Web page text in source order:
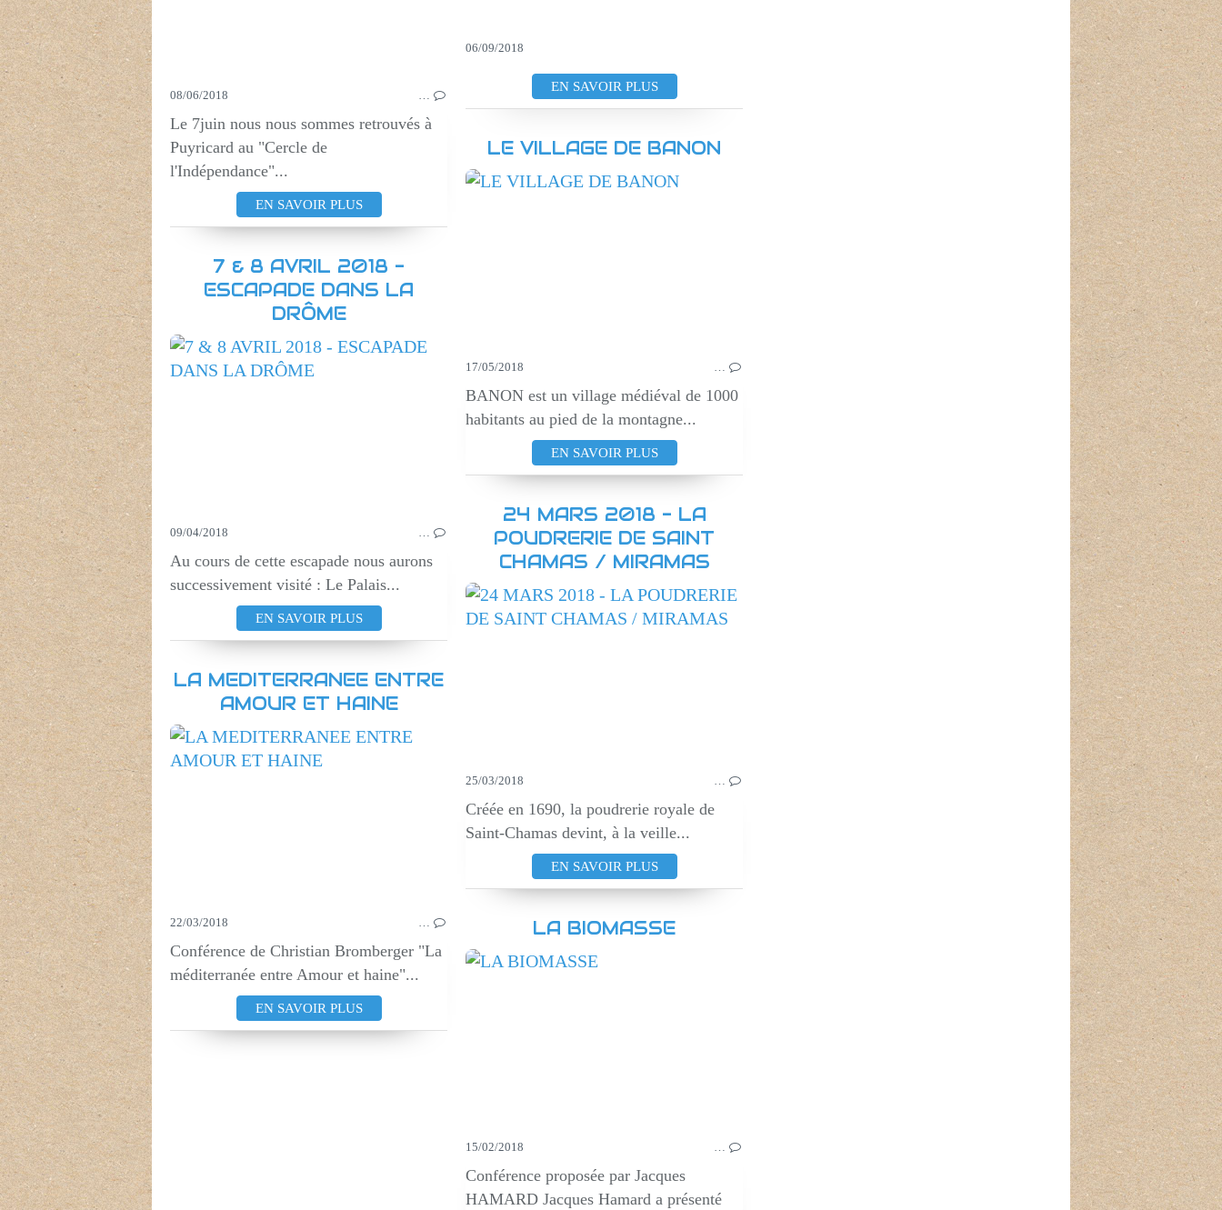
06/09/2018
EN SAVOIR PLUS
08/06/2018 …
Le 7juin nous nous sommes retrouvés à
Puyricard au "Cercle de
l'Indépendance"...
EN SAVOIR PLUS
LE VILLAGE DE BANON
17/05/2018 …
BANON est un village médiéval de 1000
habitants au pied de la montagne...
EN SAVOIR PLUS
7 & 8 AVRIL 2018 -
ESCAPADE DANS LA
DRÔME
09/04/2018 …
Au cours de cette escapade nous aurons
successivement visité : Le Palais...
EN SAVOIR PLUS
24 MARS 2018 - LA
POUDRERIE DE SAINT
CHAMAS / MIRAMAS
25/03/2018 …
Créée en 1690, la poudrerie royale de
Saint-Chamas devint, à la veille...
EN SAVOIR PLUS
LA MEDITERRANEE ENTRE
AMOUR ET HAINE
22/03/2018 …
Conférence de Christian Bromberger "La
méditerranée entre Amour et haine"...
EN SAVOIR PLUS
LA BIOMASSE
15/02/2018 …
Conférence proposée par Jacques
HAMARD Jacques Hamard a présenté